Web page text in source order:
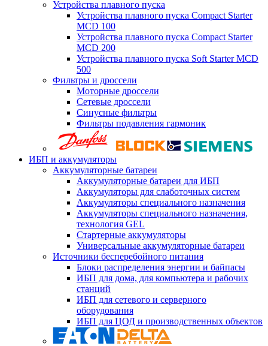
Устройства плавного пуска
Устройства плавного пуска Compact Starter
MCD 100
Устройства плавного пуска Compact Starter
MCD 200
Устройства плавного пуска Soft Starter MCD
500
Фильтры и дроссели
Моторные дроссели
Сетевые дроссели
Синусные фильтры
Фильтры подавления гармоник
ИБП и аккумуляторы
Аккумуляторные батареи
Аккумуляторные батареи для ИБП
Аккумуляторы для слаботочных систем
Аккумуляторы специального назначения
Аккумуляторы специального назначения,
технология GEL
Стартерные аккумуляторы
Универсальные аккумуляторные батареи
Источники бесперебойного питания
Блоки распределения энергии и байпасы
ИБП для дома, для компьютера и рабочих
станций
ИБП для сетевого и серверного
оборудования
ИБП для ЦОД и производственных объектов